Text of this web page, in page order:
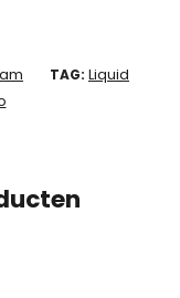
TAG: Liquid